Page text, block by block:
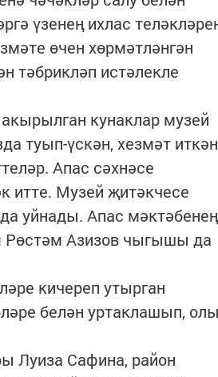
үзенең ихлас
өчен хөрмәтләнгән
тәбрикләп истәлекле
кунаклар музей
туып-үскән, хезмәт иткән
Апас сәхнәсе
итте. Музей җитәкчесе
уйнады. Апас мәктәбенең
Азизов чыгышы да
кичереп утырган
белән уртаклашып,
Луиза Сафина, район